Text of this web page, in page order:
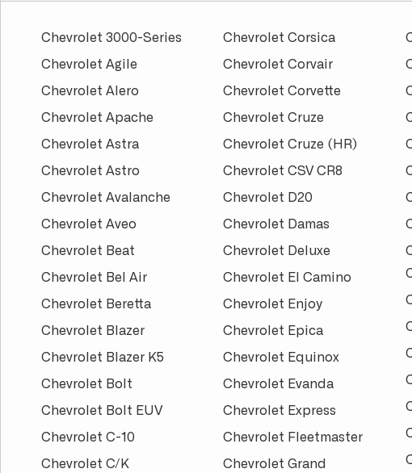
Chevrolet 3000-Series
Chevrolet Agile
Chevrolet Alero
Chevrolet Apache
Chevrolet Astra
Chevrolet Astro
Chevrolet Avalanche
Chevrolet Aveo
Chevrolet Beat
Chevrolet Bel Air
Chevrolet Beretta
Chevrolet Blazer
Chevrolet Blazer K5
Chevrolet Bolt
Chevrolet Bolt EUV
Chevrolet C-10
Chevrolet C/K
Chevrolet Corsica
Chevrolet Corvair
Chevrolet Corvette
Chevrolet Cruze
Chevrolet Cruze (HR)
Chevrolet CSV CR8
Chevrolet D20
Chevrolet Damas
Chevrolet Deluxe
Chevrolet El Camino
Chevrolet Enjoy
Chevrolet Epica
Chevrolet Equinox
Chevrolet Evanda
Chevrolet Express
Chevrolet Fleetmaster
Chevrolet Grand